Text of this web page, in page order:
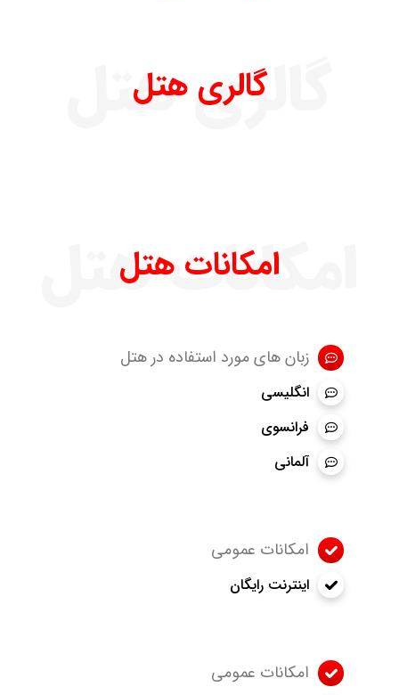
گالری هتل
گالری هتل
امکانات هتل
امکانات هتل
زبان های مورد استفاده در هتل
انگلیسی
فرانسوی
آلمانی
امکانات عمومی
اینترنت رایگان
امکانات عمومی